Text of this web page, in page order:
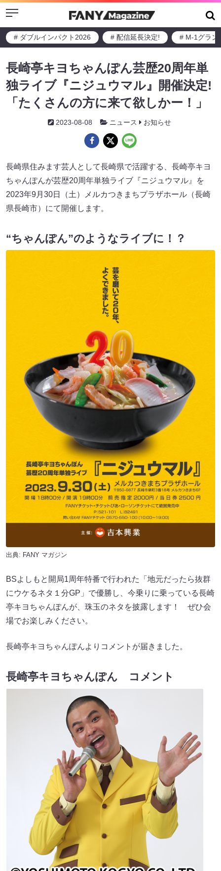
Menu
# ダブルインパクト2026 # 配信延長決定! # M-1グラン
長崎亭キヨちゃんぽん芸歴20周年単
独ライブ『ニジュウマル』開催決定!
「たくさんの方に来て欲しかー！」
2023-08-08 ニュース お知らせ
長崎県住みます芸人として長崎県で活躍する、長崎亭キヨ
ちゃんぽんが芸歴20周年単独ライブ『ニジュウマル』を
2023年9月30日（土）メルカつきまちプラザホール（長崎
県長崎市）にて開催します。
“ちゃんぽん”のようなライブに！？
出典: FANY マガジン
BSよしもと開局1周年特番で行われた「地元だったら抜群
にウケるネタ１分GP」で優勝し、今乗りに乗っている長崎
亭キヨちゃんぽんが、珠玉のネタを披露します！ ぜひ会
場でお楽しみください。
長崎亭キヨちゃんぽんよりコメントが届きました。
長崎亭キヨちゃんぽん コメント